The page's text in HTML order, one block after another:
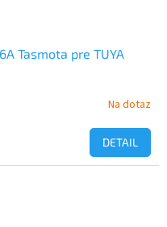
Tasmota pre TUYA
Na dotaz
DETAIL